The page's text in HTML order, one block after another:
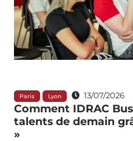
Paris Lyon 13/07/2026
Comment IDRAC
talents de demain
»